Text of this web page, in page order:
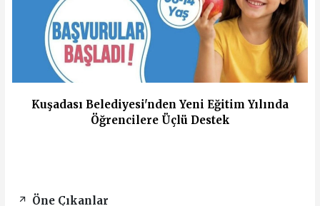
Kuşadası Belediyesi'nden Yeni Eğitim Yılında
Öğrencilere Üçlü Destek
Öne Çıkanlar